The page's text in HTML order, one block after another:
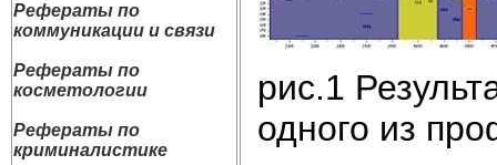
Рефераты по
коммуникации и связи
Рефераты по
косметологии
Рефераты по
криминалистике
рис.1
одного из